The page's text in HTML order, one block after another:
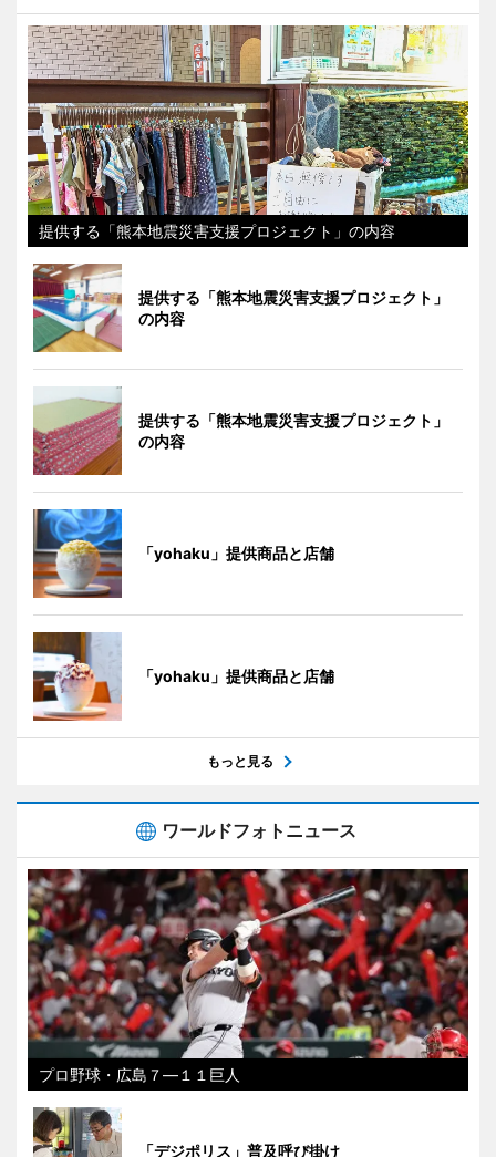
提供する「熊本地震災害支援プロジェクト」の内容
提供する「熊本地震災害支援プロジェクト」
の内容
提供する「熊本地震災害支援プロジェクト」
の内容
「yohaku」提供商品と店舗
「yohaku」提供商品と店舗
もっと見る
ワールドフォトニュース
プロ野球・広島７―１１巨人
「デジポリス」普及呼び掛け